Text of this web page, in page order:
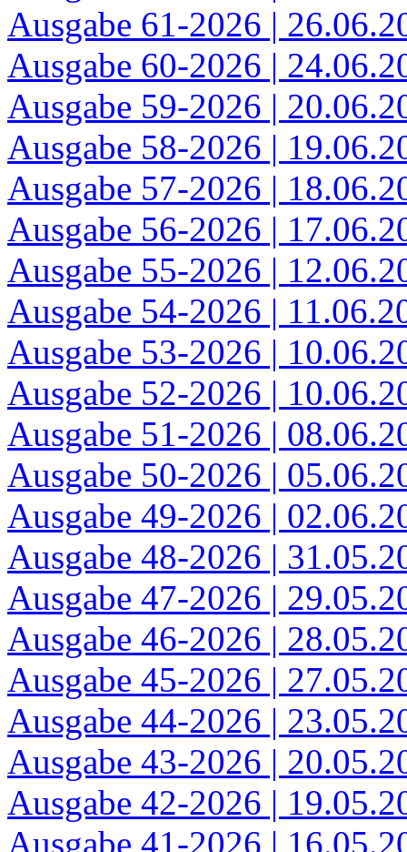
Ausgabe 61-2026 |
Ausgabe 60-2026 |
Ausgabe 59-2026 |
Ausgabe 58-2026 |
Ausgabe 57-2026 |
Ausgabe 56-2026 |
Ausgabe 55-2026 |
Ausgabe 54-2026 |
Ausgabe 53-2026 |
Ausgabe 52-2026 |
Ausgabe 51-2026 |
Ausgabe 50-2026 |
Ausgabe 49-2026 |
Ausgabe 48-2026 |
Ausgabe 47-2026 |
Ausgabe 46-2026 |
Ausgabe 45-2026 |
Ausgabe 44-2026 |
Ausgabe 43-2026 |
Ausgabe 42-2026 |
Ausgabe 41-2026 |